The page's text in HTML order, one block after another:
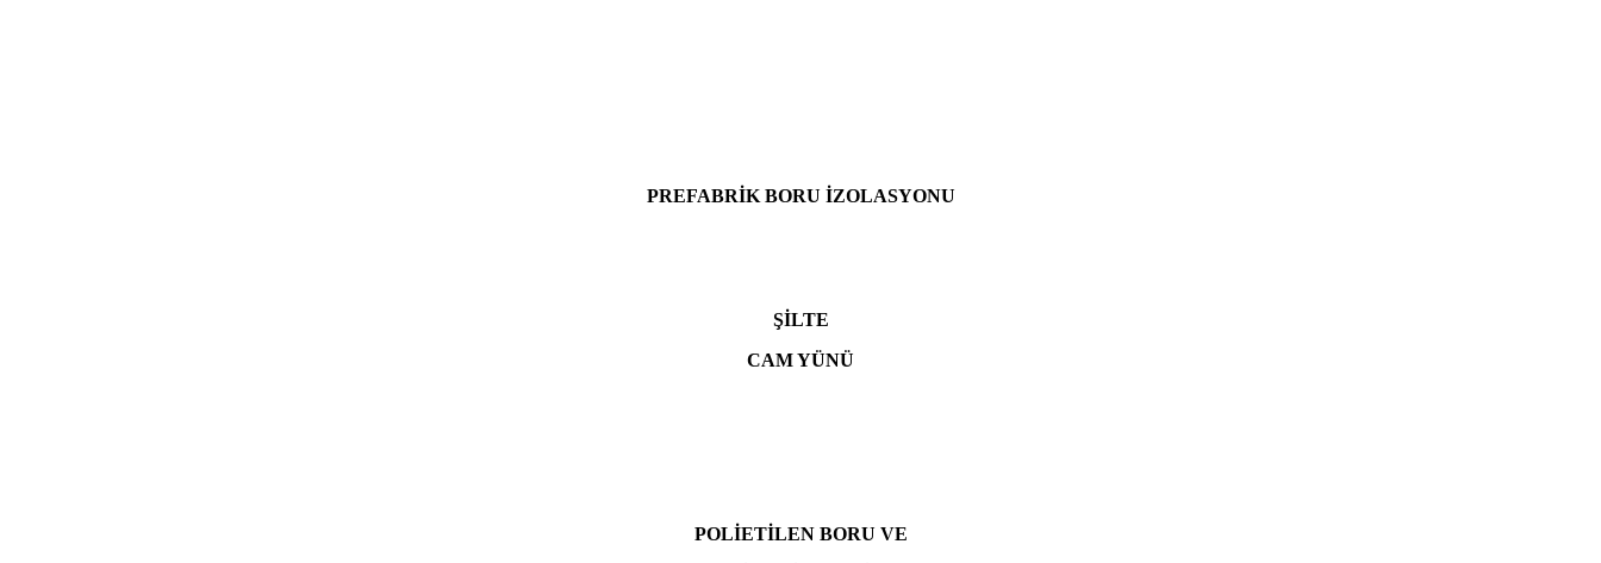
PREFABRİK BORU İZOLASYONU
ŞİLTE
CAM YÜNÜ
POLİETİLEN BORU VE